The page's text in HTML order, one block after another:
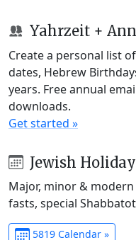
Yahrzeit +
Create a personal list
dates, Hebrew
years. Free annual
downloads.
Get started »
Jewish
Major, minor &
fasts, special
5819 Calendar »